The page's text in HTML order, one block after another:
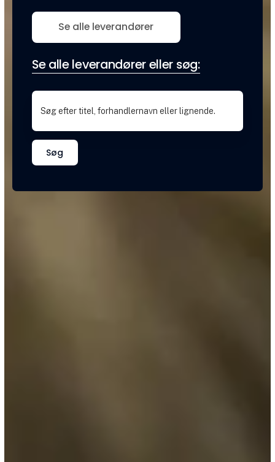
Se alle leverandører
Se alle leverandører eller søg:
Søg